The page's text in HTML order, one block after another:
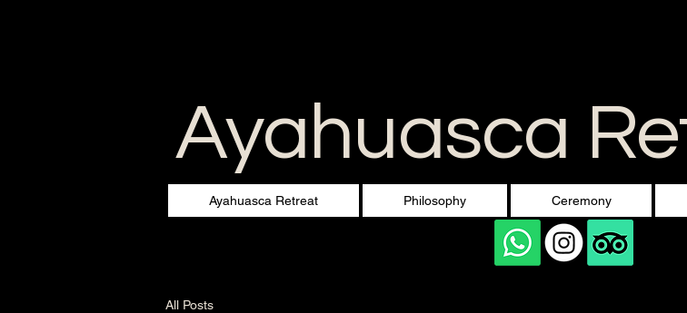
Ayahuasca
Ayahuasca Retreat Philosophy Ceremony
All Posts